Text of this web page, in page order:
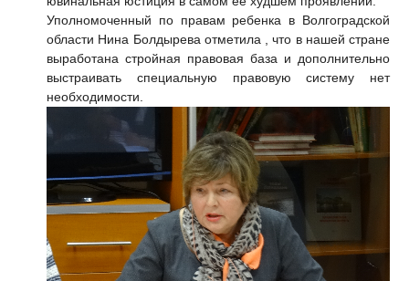
Уполномоченный по правам ребенка в Волгоградской
области Нина Болдырева отметила , что в нашей стране
выработана стройная правовая база и дополнительно
выстраивать специальную правовую систему нет
необходимости.